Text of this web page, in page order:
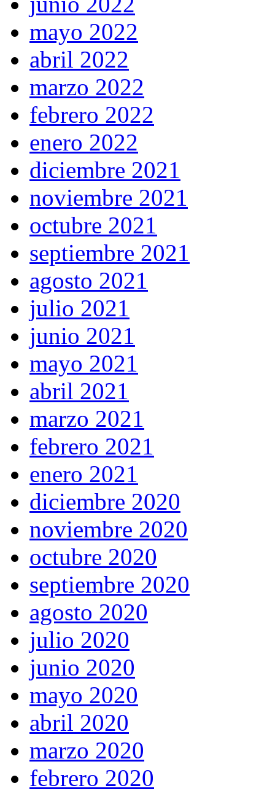
mayo 2022
abril 2022
marzo 2022
febrero 2022
enero 2022
diciembre 2021
noviembre 2021
octubre 2021
septiembre 2021
agosto 2021
julio 2021
junio 2021
mayo 2021
abril 2021
marzo 2021
febrero 2021
enero 2021
diciembre 2020
noviembre 2020
octubre 2020
septiembre 2020
agosto 2020
julio 2020
junio 2020
mayo 2020
abril 2020
marzo 2020
febrero 2020